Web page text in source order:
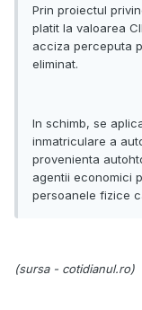
Prin proiectul
platit la valoarea
acciza perceputa
eliminat.
In schimb, se
inmatriculare a
provenienta
agentii economici
persoanele fizice
(sursa - cotidianul.ro)